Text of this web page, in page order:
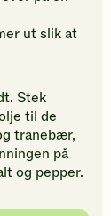
ut slik at
Stek
til de
tranebær,
på
og pepper.